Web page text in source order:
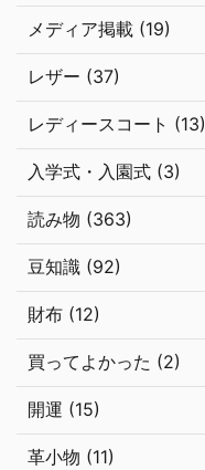
メディア掲載 (19)
レザー (37)
レディースコート (13)
入学式・入園式 (3)
読み物 (363)
豆知識 (92)
財布 (12)
買ってよかった (2)
開運 (15)
革小物 (11)